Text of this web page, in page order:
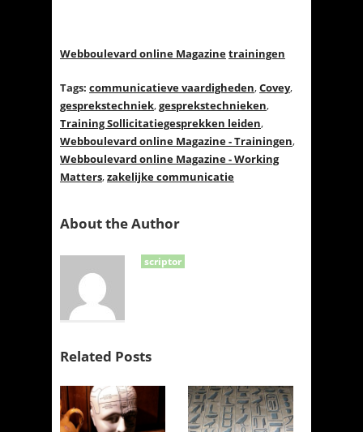
Webboulevard online Magazinetrainingen
Tags: communicatieve vaardigheden,Covey,
gesprekstechniek,gesprekstechnieken,
Training Sollicitatiegesprekken leiden,
Webboulevard online Magazine - Trainingen,
Webboulevard online Magazine - Working
Matters,zakelijke communicatie
About the Author
scriptor
Related Posts